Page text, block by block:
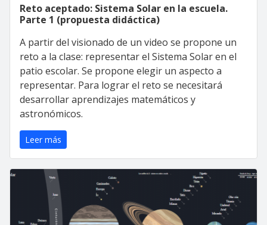
Reto aceptado: Sistema Solar en la escuela.
Parte 1 (propuesta didáctica)
A partir del visionado de un video se propone un
reto a la clase: representar el Sistema Solar en el
patio escolar. Se propone elegir un aspecto a
representar. Para lograr el reto se necesitará
desarrollar aprendizajes matemáticos y
astronómicos.
Leer más